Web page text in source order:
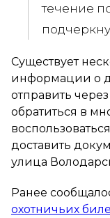
течение
Существует
информации о
отправить
обратиться в
доставить
улица
Ранее
охотничьих